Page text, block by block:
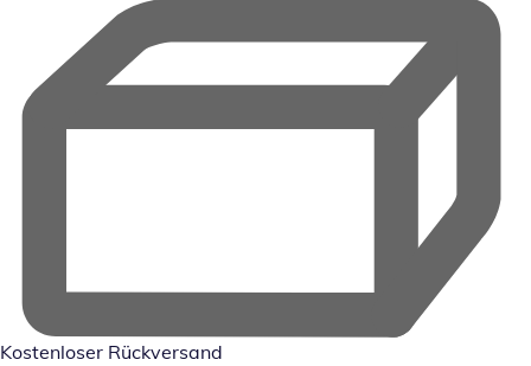
Kostenloser Rückversand